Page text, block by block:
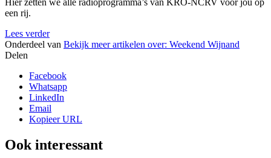
Hier zetten we alle radioprogramma’s van KRO-NCRV voor jou op
een rij.
Lees verder
Onderdeel van Bekijk meer artikelen over: Weekend Wijnand
Delen
Facebook
Whatsapp
LinkedIn
Email
Kopieer URL
Ook interessant